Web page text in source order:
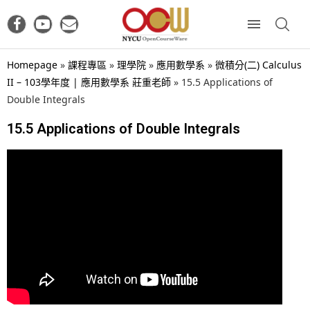
Homepage » 課程專區 » 理學院 » 應用數學系 » 微積分(二) Calculus
II – 103學年度 | 應用數學系 莊重老師 » 15.5 Applications of
Double Integrals
15.5 Applications of Double Integrals